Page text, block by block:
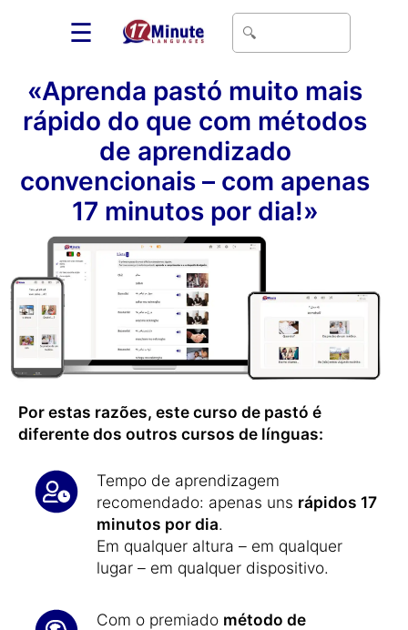
☰
«Aprenda pastó muito mais
rápido do que com métodos
de aprendizado
convencionais – com apenas
17 minutos por dia!»
Por estas razões, este curso de pastó é
diferente dos outros cursos de línguas:
Tempo de aprendizagem
recomendado: apenas uns rápidos 17
minutos por dia.
Em qualquer altura – em qualquer
lugar – em qualquer dispositivo.
Com o premiado método de